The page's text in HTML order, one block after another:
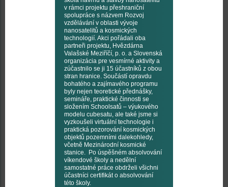
v rámci projektu přeshraniční
spolupráce s názvem Rozvoj
vzdělávání v oblasti vývoje
nanosatelitů a kosmických
technologií. Akci pořádali oba
partneři projektu, Hvězdárna
Valašské Meziříčí, p. o. a Slovenská
organizácia pre vesmírné aktivity a
zúčastnilo se ji 15 účastníků z obou
stran hranice. Součástí opravdu
bohatého a zajímavého programu
byly nejen teoretické přednášky,
semináře, praktické činnosti se
složením Schoolsatů – výukového
modelu cubesatu, ale také jsme si
vyzkoušeli virtuální technologie i
praktická pozorování kosmických
objektů pozemními dalekohledy,
včetně Mezinárodní kosmické
stanice. Po úspěšném absolvování
víkendové školy a nedělní
samostatné práce obdrželi všichni
účastníci certifikát o absolvování
této školy.